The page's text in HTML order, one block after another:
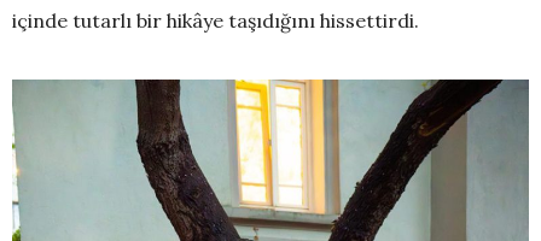
içinde tutarlı bir hikâye taşıdığını hissettirdi.